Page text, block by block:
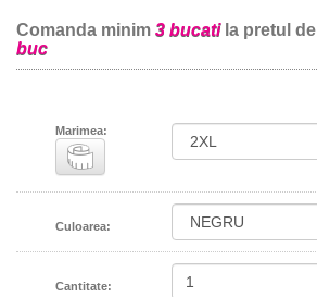
Comanda minim 3 bucatila pretul de
buc
Marimea:
Culoarea:
Cantitate: